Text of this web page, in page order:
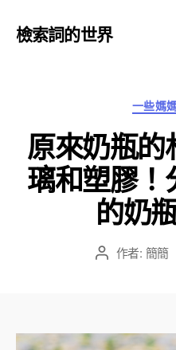
檢索詞的世界
一些媽
原來奶瓶的
璃和塑膠！
的奶
文 作者: 簡簡